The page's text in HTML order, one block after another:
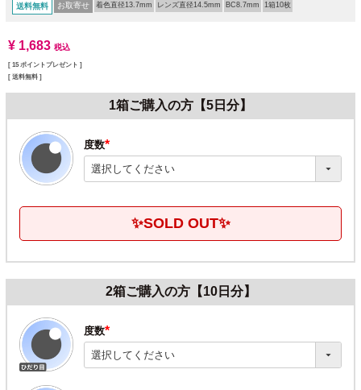
送料無料 お取寄せ 着色直径13.7mm レンズ直径14.5mm BC8.7mm 1箱10枚
¥ 1,683 税込
[ 15 ポイントプレゼント ]
送料無料
1箱ご購入の方【5日分】
度数
(必
須)
✨SOLD OUT✨
2箱ご購入の方【10日分】
度数
(必
須)